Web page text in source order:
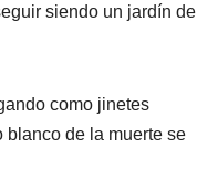
siendo un jardín de
como jinetes
de la muerte se